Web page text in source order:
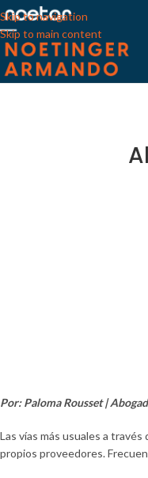
Skip to navigation
Skip to main content
Por: Paloma Rousset |
Las vías más usuales a
propios proveedores.